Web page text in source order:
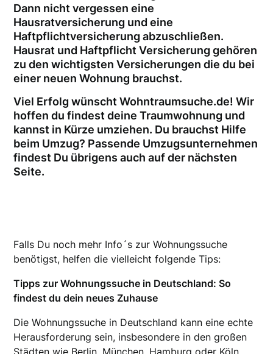
Dann nicht vergessen eine
Hausratversicherung und eine
Haftpflichtversicherung abzuschließen.
Hausrat und Haftpflicht Versicherung gehören
zu den wichtigsten Versicherungen die du bei
einer neuen Wohnung brauchst.
Viel Erfolg wünscht Wohntraumsuche.de! Wir
hoffen du findest deine Traumwohnung und
kannst in Kürze umziehen. Du brauchst Hilfe
beim Umzug? Passende Umzugsunternehmen
findest Du übrigens auch auf der nächsten
Seite.
Falls Du noch mehr Info´s zur Wohnungssuche
benötigst, helfen die vielleicht folgende Tips:
Tipps zur Wohnungssuche in Deutschland: So
findest du dein neues Zuhause
Die Wohnungssuche in Deutschland kann eine echte
Herausforderung sein, insbesondere in den großen